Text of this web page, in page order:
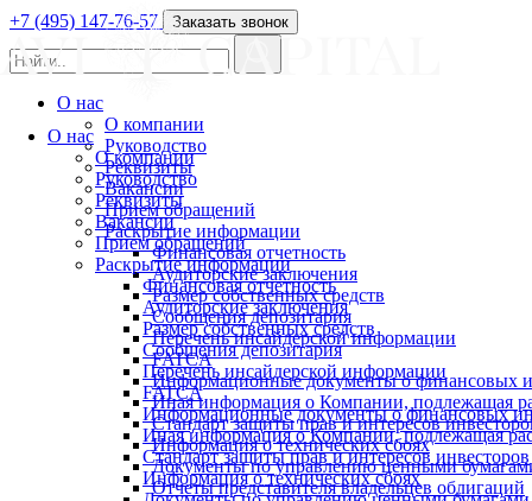
О нас
О компании
Руководство
Реквизиты
Вакансии
Прием обращений
Раскрытие информации
Финансовая отчетность
Аудиторские заключения
Размер собственных средств
Сообщения депозитария
Перечень инсайдерской информации
FATCA
Информационные документы о финансовых
Иная информация о Компании, подлежащая
Стандарт защиты прав и интересов инвесторов
Информация о технических сбоях
+7 (495) 147-76-57 Заказать звонок
О нас
О компании
Руководство
Реквизиты
Вакансии
Прием обращений
Раскрытие информации
Финансовая отчетность
Аудиторские заключения
Размер собственных средств
Сообщения депозитария
Перечень инсайдерской информации
FATCA
Информационные документы о финансовых
Иная информация о Компании, подлежащая
Стандарт защиты прав и интересов
Информация о технических сбоях
Документы по управлению ценными
Отчеты представителя владельцев облигаций